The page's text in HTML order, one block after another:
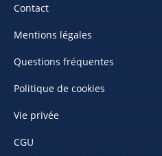
Contact
Mentions légales
Questions fréquentes
Politique de cookies
Vie privée
CGU